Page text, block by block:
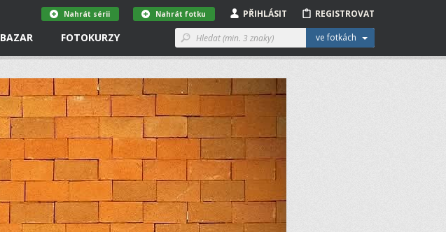
BAZAR FOTOKURZY ve fotkách
REGISTROVAT
PŘIHLÁSIT
Nahrát fotku
Nahrát sérii